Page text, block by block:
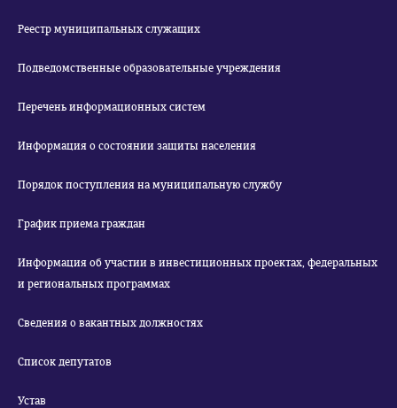
Реестр муниципальных служащих
Подведомственные образовательные учреждения
Перечень информационных систем
Информация о состоянии защиты населения
Порядок поступления на муниципальную службу
График приема граждан
Информация об участии в инвестиционных проектах, федеральных
и региональных программах
Сведения о вакантных должностях
Список депутатов
Устав